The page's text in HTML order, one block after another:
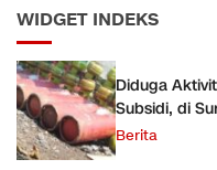
WIDGET INDEKS
Diduga
Subsidi, di
Berita